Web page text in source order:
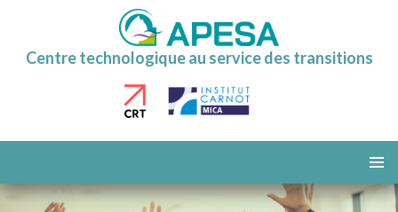
Centre technologique au service des transitions
MENU
AU
CONTENU